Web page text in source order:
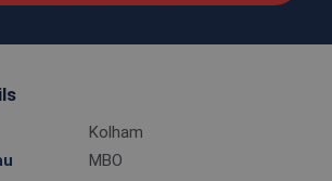
Kolham
MBO